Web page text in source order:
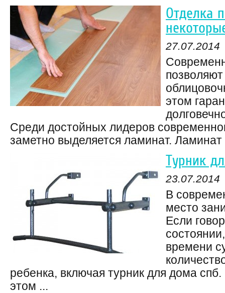
Отделка
27.07.2014
этом
Среди достойных лидеров
заметно выделяется ламинат.
Турник
23.07.2014
В
место
Если
времени
ребенка, включая турник для дома
этом ...